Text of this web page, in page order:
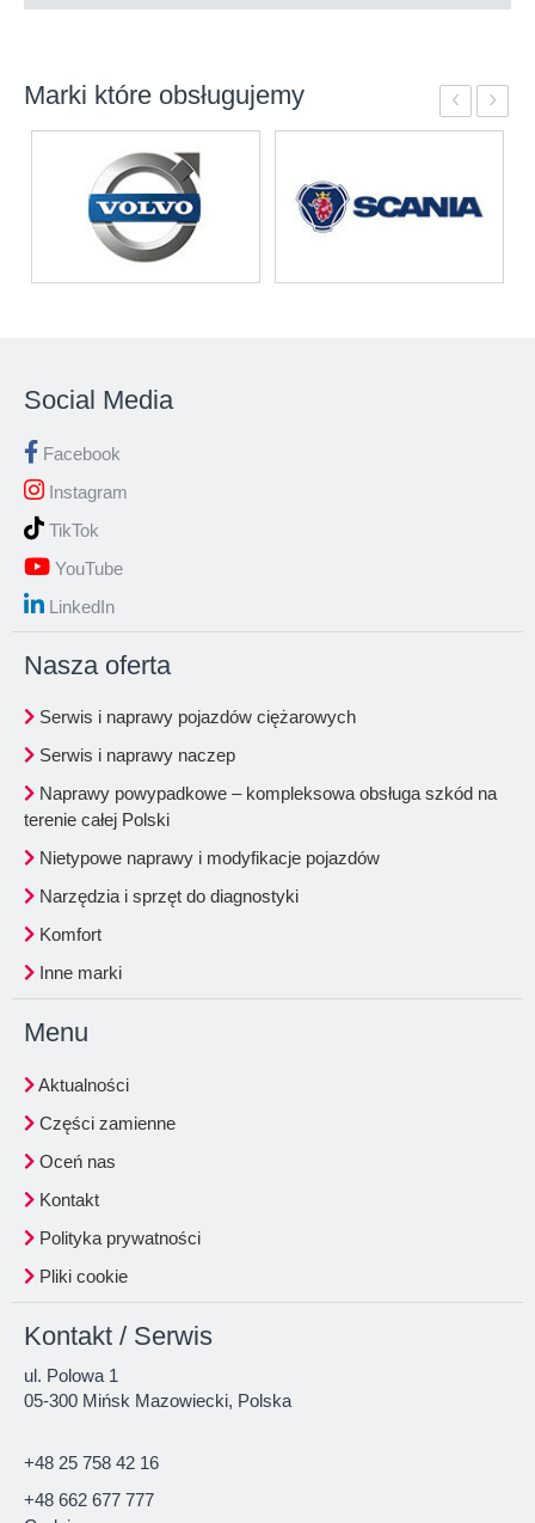
Marki które obsługujemy ‹ ›
Social Media
Facebook
Instagram
TikTok
YouTube
LinkedIn
Nasza oferta
Serwis i naprawy pojazdów ciężarowych
Serwis i naprawy naczep
Naprawy powypadkowe – kompleksowa obsługa szkód na
terenie całej Polski
Nietypowe naprawy i modyfikacje pojazdów
Narzędzia i sprzęt do diagnostyki
Komfort
Inne marki
Menu
Aktualności
Części zamienne
Oceń nas
Kontakt
Polityka prywatności
Pliki cookie
Kontakt / Serwis
ul. Polowa 1
05-300 Mińsk Mazowiecki, Polska
+48 25 758 42 16
+48 662 677 777